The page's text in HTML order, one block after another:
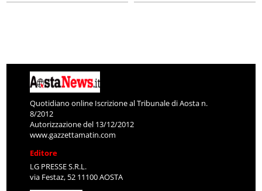
Quotidiano online Iscrizione al Tribunale di Aosta n.
8/2012
Autorizzazione del 13/12/2012
www.gazzettamatin.com
Editore
LG PRESSE S.R.L.
via Festaz, 52 11100 AOSTA